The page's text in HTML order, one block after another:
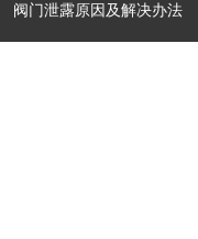
阀门泄露原因及解决办法